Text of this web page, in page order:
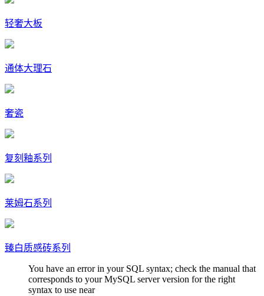
轻奢大板
通体大理石
奢瓷
复刻釉系列
莱姆石系列
臻白质感砖系列
You have an error in your SQL syntax; check the manual that
corresponds to your MySQL server version for the right
syntax to use near